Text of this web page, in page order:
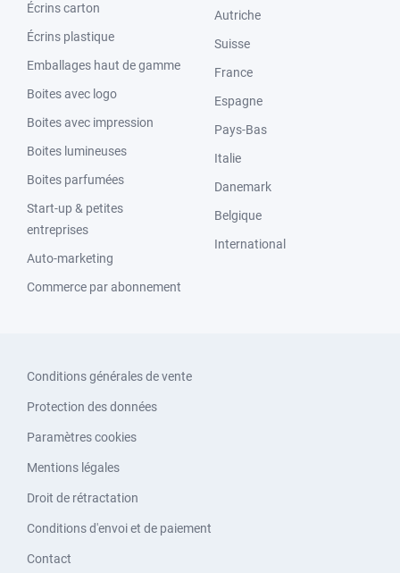
Écrins carton
Écrins plastique
Emballages haut de gamme
Boites avec logo
Boites avec impression
Boites lumineuses
Boites parfumées
Start-up & petites
entreprises
Auto-marketing
Commerce par abonnement
Autriche
Suisse
France
Espagne
Pays-Bas
Italie
Danemark
Belgique
International
Conditions générales de vente
Protection des données
Paramètres cookies
Mentions légales
Droit de rétractation
Conditions d'envoi et de paiement
Contact